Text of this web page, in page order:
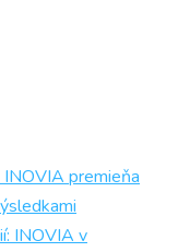
premieňa
INOVIA v